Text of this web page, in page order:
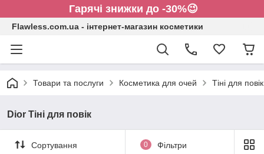
Гарячі знижки до -30%😉
Flawless.com.ua - інтернет-магазин косметики
Товари та послуги Косметика для очей Тіні для повік
Dior Тіні для повік
Сортування 0 Фільтри